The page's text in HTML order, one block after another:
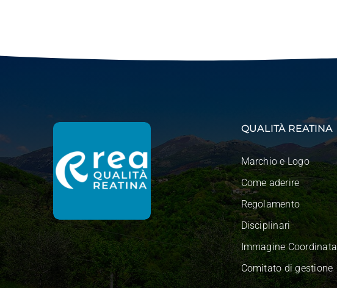
QUALITÀ REATINA
Marchio e Logo
Come aderire
Regolamento
Disciplinari
Immagine Coordinata
Comitato di gestione